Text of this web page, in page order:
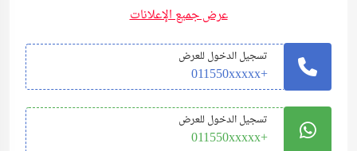
عرض جميع الإعلانات
تسجيل الدخول للعرض
+011550xxxxx
تسجيل الدخول للعرض
+011550xxxxx